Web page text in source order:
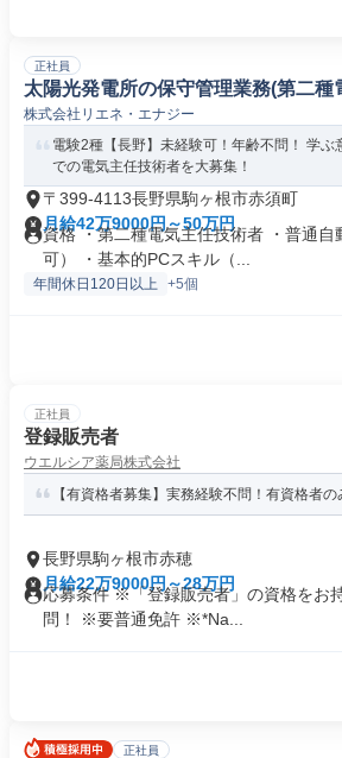
正社員
太陽光発電所の保守管理業務(第二種
株式会社リエネ・エナジー
電験2種【長野】未経験可！年齢不問！ 学ぶ
での電気主任技術者を大募集！
〒399-4113長野県駒ヶ根市赤須町
月給42万9000円～50万円
資格 ・第二種電気主任技術者 ・普通自
可） ・基本的PCスキル（...
年間休日120日以上 +5個
正社員
登録販売者
ウエルシア薬局株式会社
【有資格者募集】実務経験不問！有資格者
長野県駒ヶ根市赤穂
月給22万9000円～28万円
応募条件 ※「登録販売者」の資格をお
問！ ※要普通免許 ※*Na...
正社員